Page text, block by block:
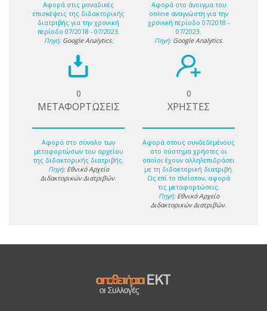
Αφορά στις μοναδικές
επισκέψεις της διδακτορικής
διατριβής για την χρονική
περίοδο 07/2018 - 07/2023.
Πηγή: Google Analytics.
Αφορά στο άνοιγμα του
online αναγνώστη για την
χρονική περίοδο 07/2018 -
07/2023.
Πηγή: Google Analytics.
0
ΜΕΤΑΦΟΡΤΩΣΕΙΣ
Αφορά στο σύνολο των
μεταφορτώσων του αρχείου
της διδακτορικής διατριβής.
Πηγή: Εθνικό Αρχείο
Διδακτορικών Διατριβών.
0
ΧΡΗΣΤΕΣ
Αφορά στους συνδεδεμένους
στο σύστημα χρήστες οι
οποίοι έχουν αλληλεπιδράσει
με τη διδακτορική διατριβή.
Ως επί το πλείστον, αφορά
τις μεταφορτώσεις.
Πηγή: Εθνικό Αρχείο
Διδακτορικών Διατριβών.